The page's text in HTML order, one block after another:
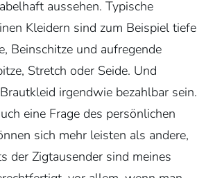
aussehen. Typische
Kleidern sind zum Beispiel tiefe
Beinschitze und aufregende
Stretch oder Seide. Und
irgendwie bezahlbar sein.
eine Frage des persönlichen
sich mehr leisten als andere,
der Zigtausender sind meines